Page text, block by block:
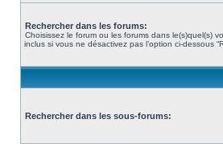
Rechercher dans les forums:
Choisissez le forum ou les forums dans le(s)quel(s)
inclus si vous ne désactivez pas l’option ci-dessous
Rechercher dans les sous-forums: